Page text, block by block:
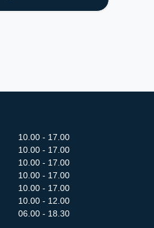
10.00 - 17.00
10.00 - 17.00
10.00 - 17.00
10.00 - 17.00
10.00 - 17.00
10.00 - 12.00
06.00 - 18.30